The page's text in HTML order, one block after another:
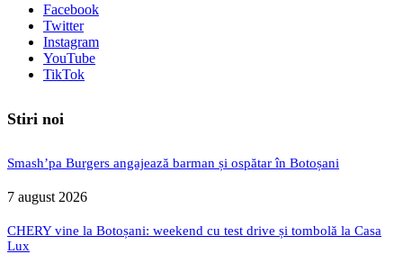
Facebook
Twitter
Instagram
YouTube
TikTok
Stiri noi
Smash’pa Burgers angajează barman și ospătar în Botoșani
7 august 2026
CHERY vine la Botoșani: weekend cu test drive și tombolă la Casa
Lux